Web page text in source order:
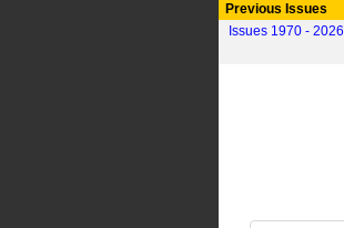
Previous Issues
Issues 1970 - 2026